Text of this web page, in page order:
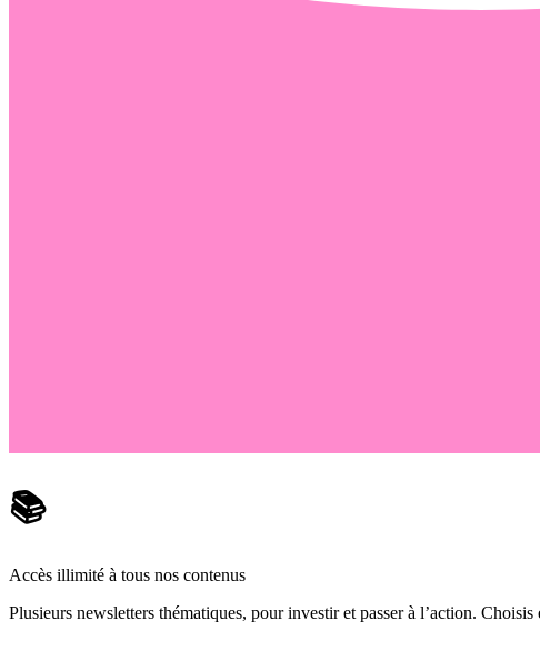
📚
Accès illimité à tous nos contenus
Plusieurs newsletters thématiques, pour investir et passer à l’action. Choisis